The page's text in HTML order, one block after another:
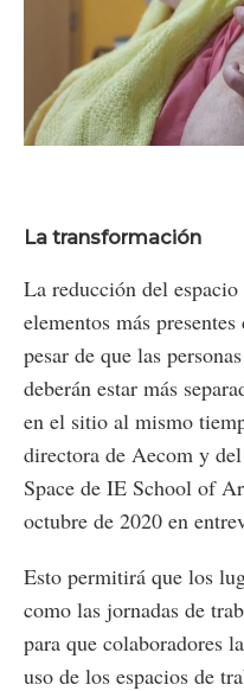
Unmute
La transformación
La reducción del
elementos más
pesar de que las
deberán estar más
en el sitio al mismo
directora de Aecom y
Space de IE School of
octubre de 2020 en
Esto permitirá que los
como las jornadas de
para que colaboradores
uso de los espacios de